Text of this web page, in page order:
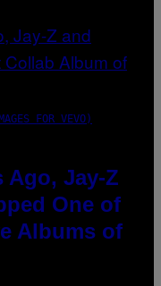
FOR VEVO)
Ago, Jay-Z
One of
Albums of